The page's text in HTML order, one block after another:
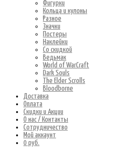
Фигурки
Кольца и кулоны
Разное
Значки
Постеры
Наклейки
Со скидкой
Ведьмак
World of WarCraft
Dark Souls
The Elder Scrolls
Bloodborne
Доставка
Оплата
Скидки и Акции
О нас / Контакты
Сотрудничество
Мой аккаунт
0 руб.